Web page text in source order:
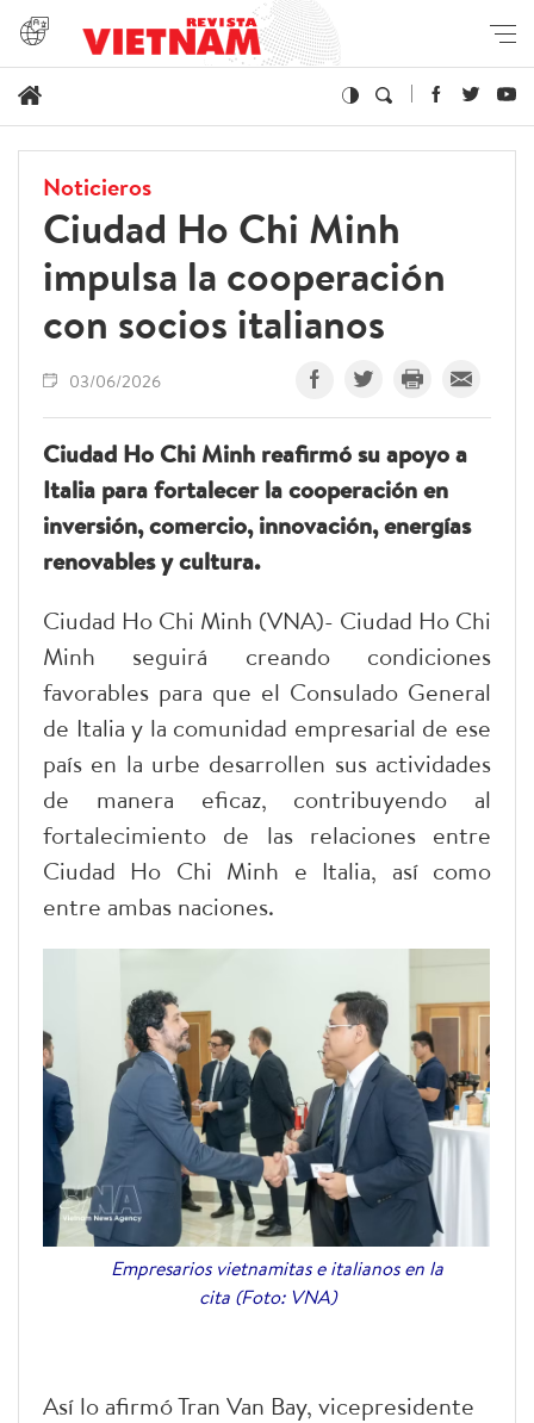
Noticieros
Ciudad Ho Chi Minh
impulsa la cooperación
con socios italianos
03/06/2026
Ciudad Ho Chi Minh reafirmó su apoyo a
Italia para fortalecer la cooperación en
inversión, comercio, innovación, energías
renovables y cultura.
Ciudad Ho Chi Minh (VNA)- Ciudad Ho Chi
Minh seguirá creando condiciones
favorables para que el Consulado General
de Italia y la comunidad empresarial de ese
país en la urbe desarrollen sus actividades
de manera eficaz, contribuyendo al
fortalecimiento de las relaciones entre
Ciudad Ho Chi Minh e Italia, así como
entre ambas naciones.
Empresarios vietnamitas e italianos en la
cita (Foto: VNA)
Así lo afirmó Tran Van Bay, vicepresidente